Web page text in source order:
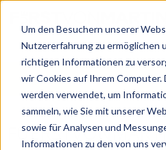
Um den Besuchern unserer
Nutzererfahrung zu ermöglichen
richtigen Informationen zu
wir Cookies auf Ihrem Computer.
werden verwendet, um
sammeln, wie Sie mit unserer
sowie für Analysen und
Informationen zu den von uns